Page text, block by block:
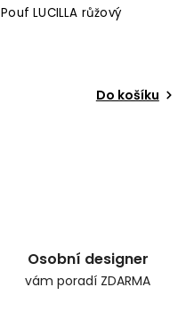
Pouf LUCILLA růžový
Do košíku
Osobní designer
vám poradí ZDARMA